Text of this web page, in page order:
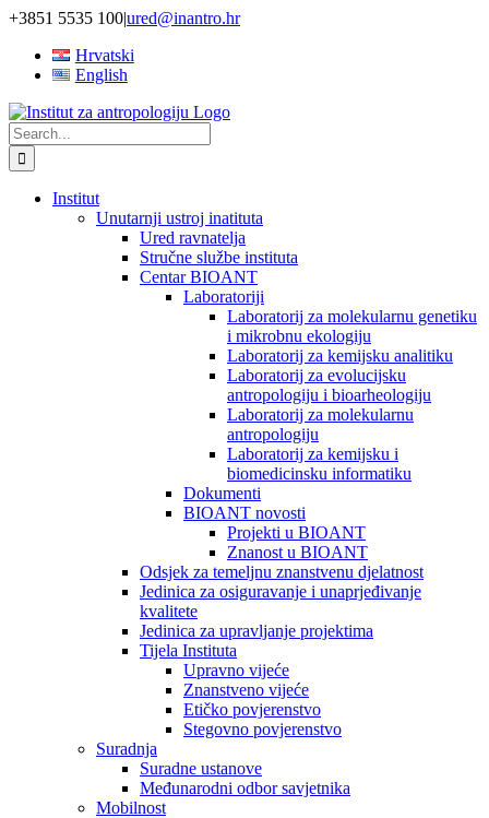
Skip
content
+3851 5535 100|ured@inantro.hr
Hrvatski
English
Search
for:
Institut
Unutarnji ustroj inatituta
Ured ravnatelja
Stručne službe instituta
Centar BIOANT
Laboratoriji
Laboratorij za molekularnu genetiku
i mikrobnu ekologiju
Laboratorij za kemijsku analitiku
Laboratorij za evolucijsku
antropologiju i bioarheologiju
Laboratorij za molekularnu
antropologiju
Laboratorij za kemijsku i
biomedicinsku informatiku
Dokumenti
BIOANT novosti
Projekti u BIOANT
Znanost u BIOANT
Odsjek za temeljnu znanstvenu djelatnost
Jedinica za osiguravanje i unaprjeđivanje
kvalitete
Jedinica za upravljanje projektima
Tijela Instituta
Upravno vijeće
Znanstveno vijeće
Etičko povjerenstvo
Stegovno povjerenstvo
Suradnja
Suradne ustanove
Međunarodni odbor savjetnika
Mobilnost